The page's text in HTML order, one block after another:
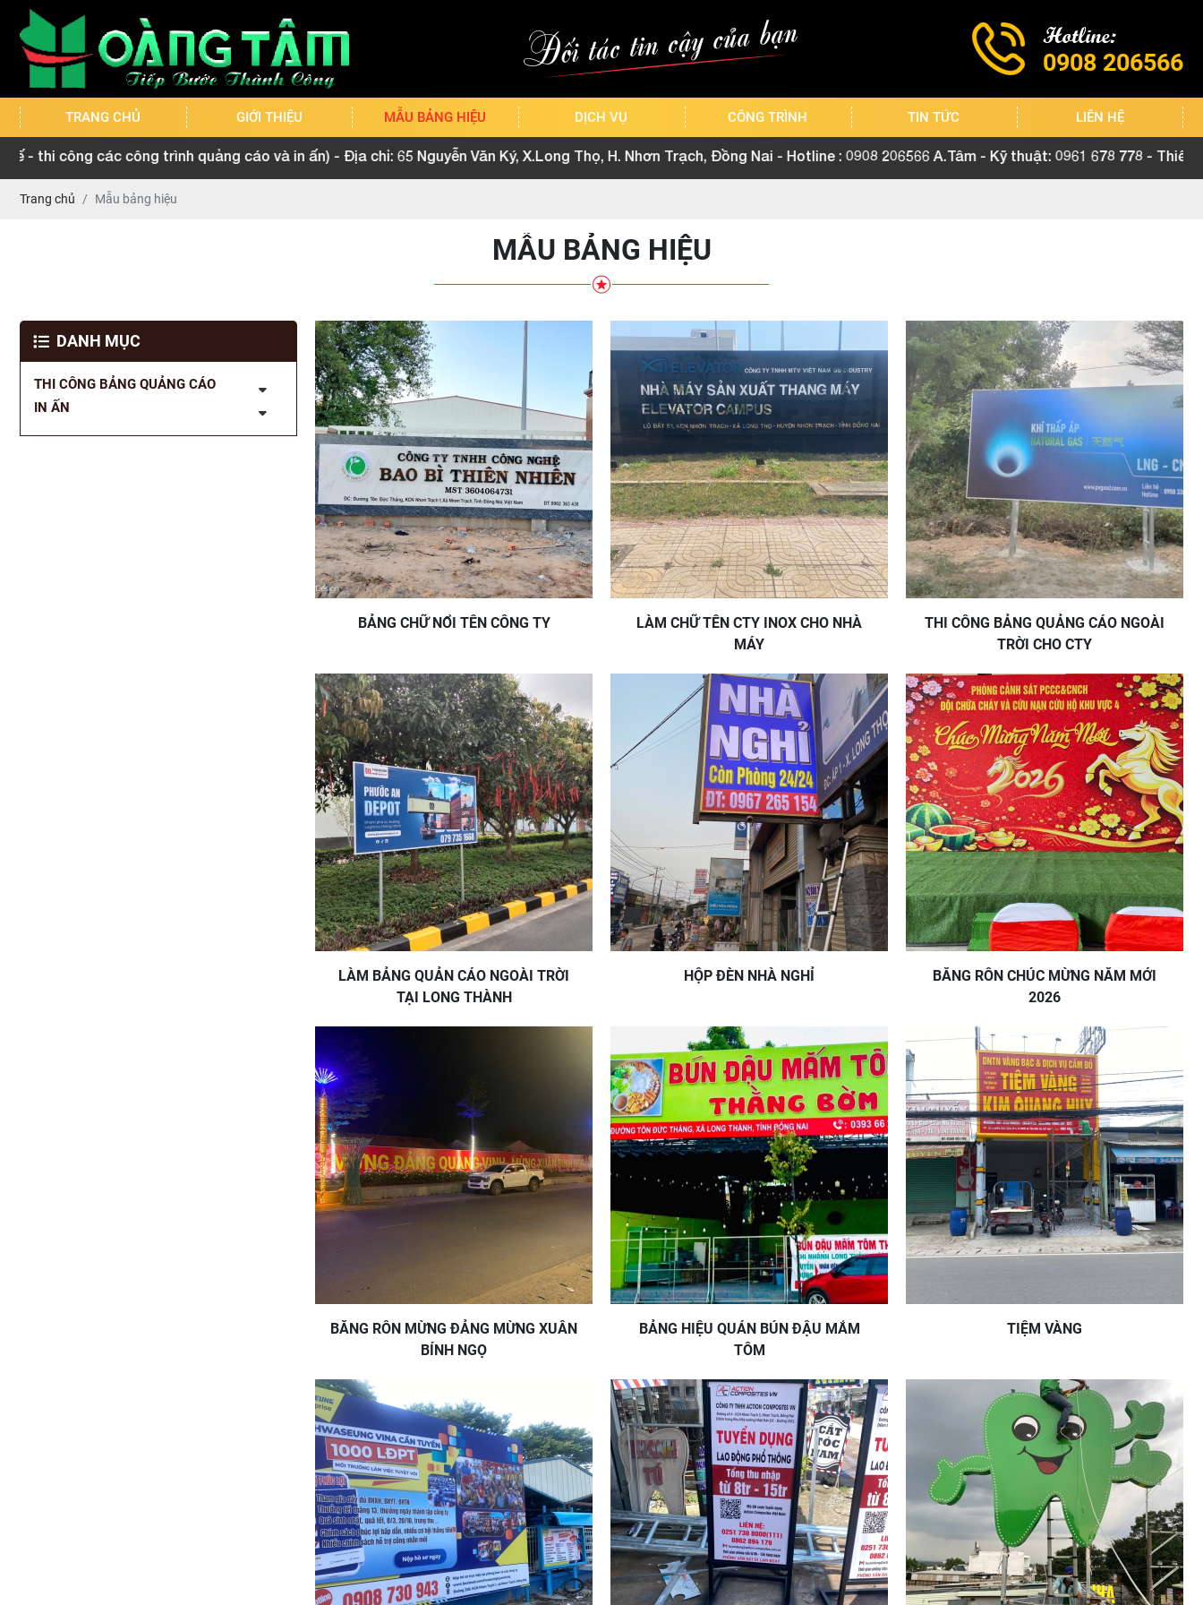
Hotline:
0908 206566
TRANG CHỦ GIỚI THIỆU MẪU BẢNG HIỆU DỊCH VỤ CÔNG TRÌNH TIN TỨC LIÊN HỆ
các công trình quảng cáo và in ấn) - Địa chỉ: 65 Nguyễn Văn Ký, X.Long Thọ, H. Nhơn Trạch, Đồng Nai - Hotline : 0908 206566 A.Tâm - Kỹ thuật: 0961 678 778 - Thiết kế: 0968 72
Trang chủ Mẫu bảng hiệu
MẪU BẢNG HIỆU
DANH MỤC
THI CÔNG BẢNG QUẢNG CÁO
IN ẤN
BẢNG CHỮ NỔI TÊN CÔNG TY
LÀM CHỮ TÊN CTY INOX CHO NHÀ
MÁY
THI CÔNG BẢNG QUẢNG CÁO NGOÀI
TRỜI CHO CTY
LÀM BẢNG QUẢN CÁO NGOÀI TRỜI
TẠI LONG THÀNH
HỘP ĐÈN NHÀ NGHỈ
BĂNG RÔN CHÚC MỪNG NĂM MỚI
2026
BĂNG RÔN MỪNG ĐẢNG MỪNG XUÂN
BÍNH NGỌ
BẢNG HIỆU QUÁN BÚN ĐẬU MẮM
TÔM
TIỆM VÀNG